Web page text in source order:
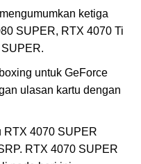
ketiga
SUPER, RTX 4070 Ti
untuk GeForce
ulasan kartu dengan
RTX 4070 SUPER
RTX 4070 SUPER